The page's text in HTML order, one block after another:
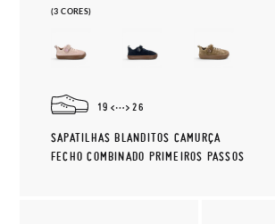
(3 CORES)
19 26
SAPATILHAS BLANDITOS CAMURÇA
FECHO COMBINADO PRIMEIROS PASSOS